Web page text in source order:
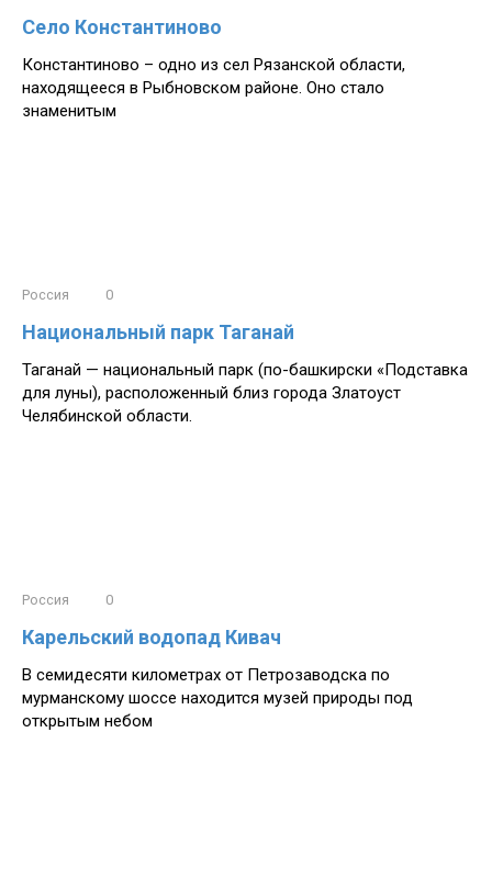
Село Константиново
Константиново – одно из сел Рязанской области,
находящееся в Рыбновском районе. Оно стало
знаменитым
Россия 0
Национальный парк Таганай
Таганай — национальный парк (по-башкирски «Подставка
для луны), расположенный близ города Златоуст
Челябинской области.
Россия 0
Карельский водопад Кивач
В семидесяти километрах от Петрозаводска по
мурманскому шоссе находится музей природы под
открытым небом